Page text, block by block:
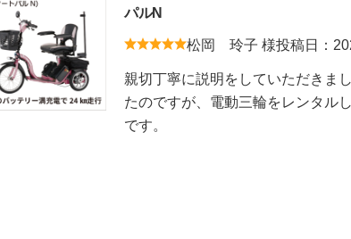
パルN
松岡 玲子 様投稿日：
親切丁寧に説明をしていただきま
たのですが、電動三輪をレンタル
です。